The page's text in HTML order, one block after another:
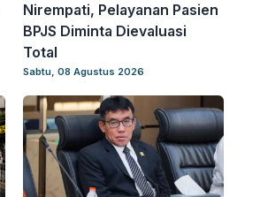
Nirempati, Pelayanan Pasien
BPJS Diminta Dievaluasi
Total
Sabtu, 08 Agustus 2026